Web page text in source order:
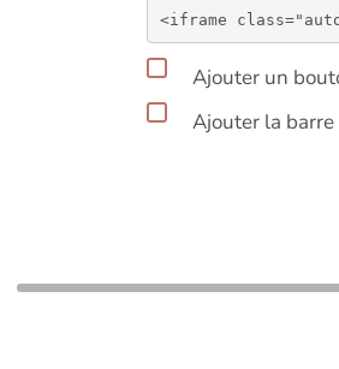
Ajouter un
Ajouter la